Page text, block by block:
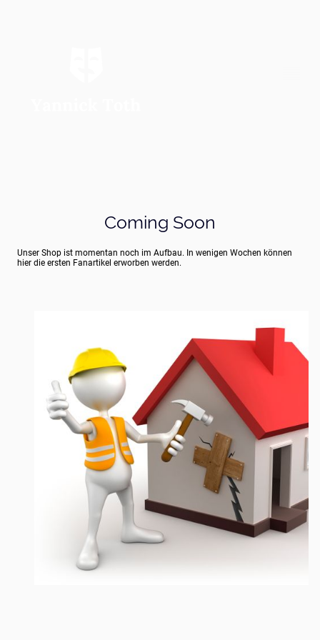
Coming Soon
Unser Shop ist momentan noch im Aufbau. In wenigen Wochen können
hier die ersten Fanartikel erworben werden.